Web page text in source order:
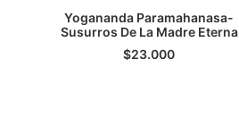
LEER MÁS
Yogananda Paramahanasa-
Susurros De La Madre Eterna
$23.000